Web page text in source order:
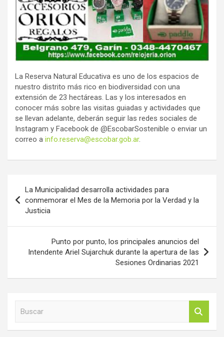
La Reserva Natural Educativa es uno de los espacios de
nuestro distrito más rico en biodiversidad con una
extensión de 23 hectáreas. Las y los interesados en
conocer más sobre las visitas guiadas y actividades que
se llevan adelante, deberán seguir las redes sociales de
Instagram y Facebook de @EscobarSostenible o enviar un
correo a info.reserva@escobar.gob.ar.
de
entradas
La Municipalidad desarrolla actividades para
conmemorar el Mes de la Memoria por la Verdad y la
Justicia
Punto por punto, los principales anuncios del
Intendente Ariel Sujarchuk durante la apertura de las
Sesiones Ordinarias 2021